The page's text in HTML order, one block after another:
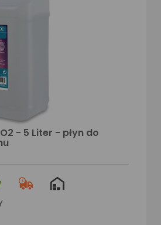
- 5 Liter - płyn do